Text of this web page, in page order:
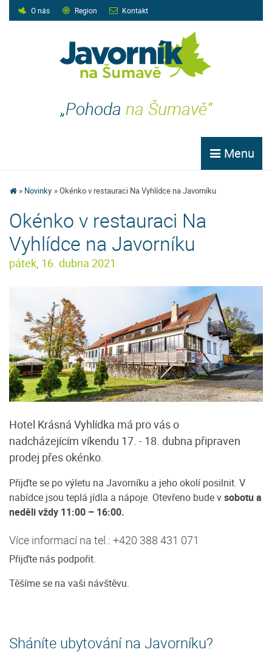
O nás Region Kontakt
„Pohoda na Šumavě“
Menu
Novinky Okénko v restauraci Na Vyhlídce na Javorníku
Okénko v restauraci Na
Vyhlídce na Javorníku
pátek, 16. dubna 2021
Hotel Krásná Vyhlídka má pro vás o
nadcházejícím víkendu 17. - 18. dubna připraven
prodej přes okénko.
Přijďte se po výletu na Javorníku a jeho okolí posilnit. V
nabídce jsou teplá jídla a nápoje. Otevřeno bude vsobotu a
neděli vždy 11:00 – 16:00.
Více informací na tel.: +420 388 431 071
Přijďte nás podpořit.
Těšíme se na vaši návštěvu.
Sháníte ubytování na Javorníku?